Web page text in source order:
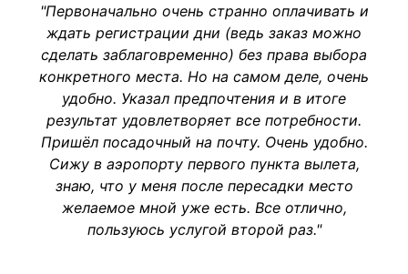
"Первоначально очень странно оплачивать и
ждать регистрации дни (ведь заказ можно
сделать заблаговременно) без права выбора
конкретного места. Но на самом деле, очень
удобно. Указал предпочтения и в итоге
результат удовлетворяет все потребности.
Пришёл посадочный на почту. Очень удобно.
Сижу в аэропорту первого пункта вылета,
знаю, что у меня после пересадки место
желаемое мной уже есть. Все отлично,
пользуюсь услугой второй раз."